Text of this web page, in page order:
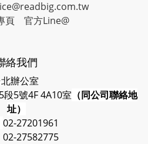
頁
官方Line@
絡我們
辦公室
5號4F 4A10室 （同公司聯絡地
址）
02-27201961
02-27582775